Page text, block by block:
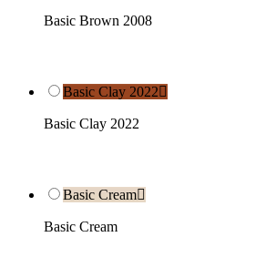
Basic Brown 2008
Basic Clay 2022
Basic Clay 2022
Basic Cream
Basic Cream